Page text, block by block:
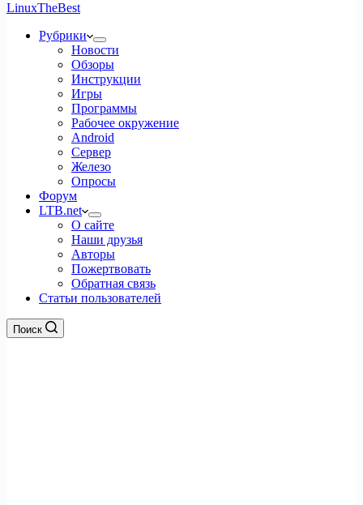
LinuxTheBest
Рубрики
Новости
Обзоры
Инструкции
Игры
Программы
Рабочее окружение
Android
Сервер
Железо
Опросы
Форум
LTB.net
О сайте
Наши друзья
Авторы
Пожертвовать
Обратная связь
Статьи пользователей
Поиск